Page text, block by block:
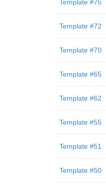
Template #75
Template #72
Template #70
Template #65
Template #62
Template #55
Template #51
Template #50